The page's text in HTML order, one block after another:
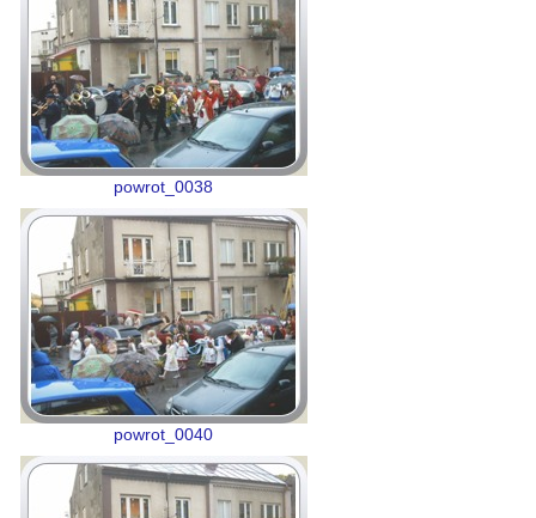
powrot_0038
powrot_0040